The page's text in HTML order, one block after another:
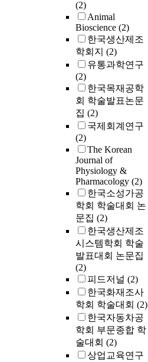
(2)
Animal
Bioscience (2)
한국생산제조
학회지 (2)
유통과학연구
(2)
한국목재공학
회 학술발표논문
집 (2)
국제회계연구
(2)
The Korean
Journal of
Physiology &
Pharmacology (2)
한국소성가공
학회 학술대회 논
문집 (2)
한국생산제조
시스템학회 학술
발표대회 논문집
(2)
피드저널 (2)
한국화재조사
학회 학술대회 (2)
한국자동차공
학회 부문종합 학
술대회 (2)
상업교육연구